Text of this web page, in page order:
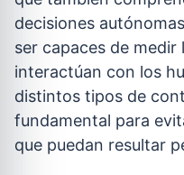
decisiones
ser capaces de
interactúan con los
distintos tipos de
fundamental para
que puedan resultar